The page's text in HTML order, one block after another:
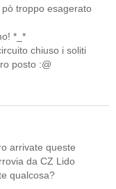
troppo esagerato
*_*
chiuso i soliti
posto :@
arrivate queste
da CZ Lido
qualcosa?